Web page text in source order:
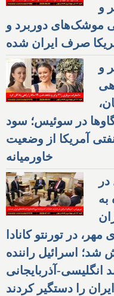
و
موشک‌های دوربرد و
۳ برابر و
در سوئیس؛ سود
آمریکا از وضعیت
خاورمیانه
به
در تورنتو کانادا
شد؛ اسرائیل راننده
انگلیسی-آذربایجانی
را دستگیر کردند